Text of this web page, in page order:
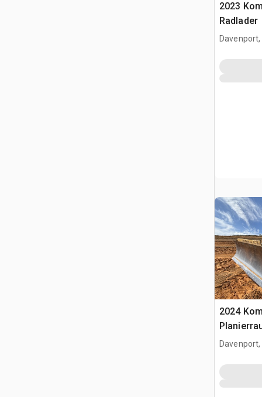
2023
Radlader
Davenport,
2024
Davenport,